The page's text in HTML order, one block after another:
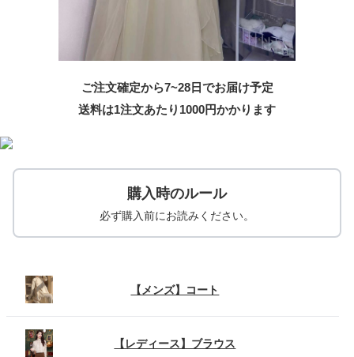
ご注文確定から7~28日でお届け予定
送料は1注文あたり 1000円かかります
購入時のルール
必ず購入前にお読みください。
【メンズ】コート
【レディース】ブラウス